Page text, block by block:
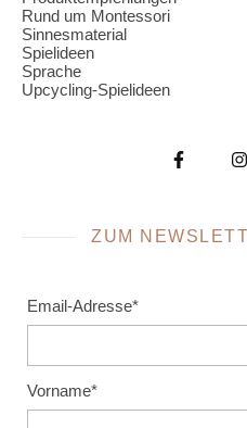
Rund um Montessori
Sinnesmaterial
Spielideen
Sprache
Upcycling-Spielideen
ZUM
Email-Adresse*
Vorname*